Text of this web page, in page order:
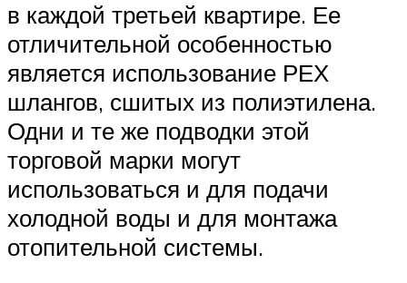
в каждой третьей квартире. Ее
отличительной особенностью
является использование РЕХ
шлангов, сшитых из полиэтилена.
Одни и те же подводки этой
торговой марки могут
использоваться и для подачи
холодной воды и для монтажа
отопительной системы.